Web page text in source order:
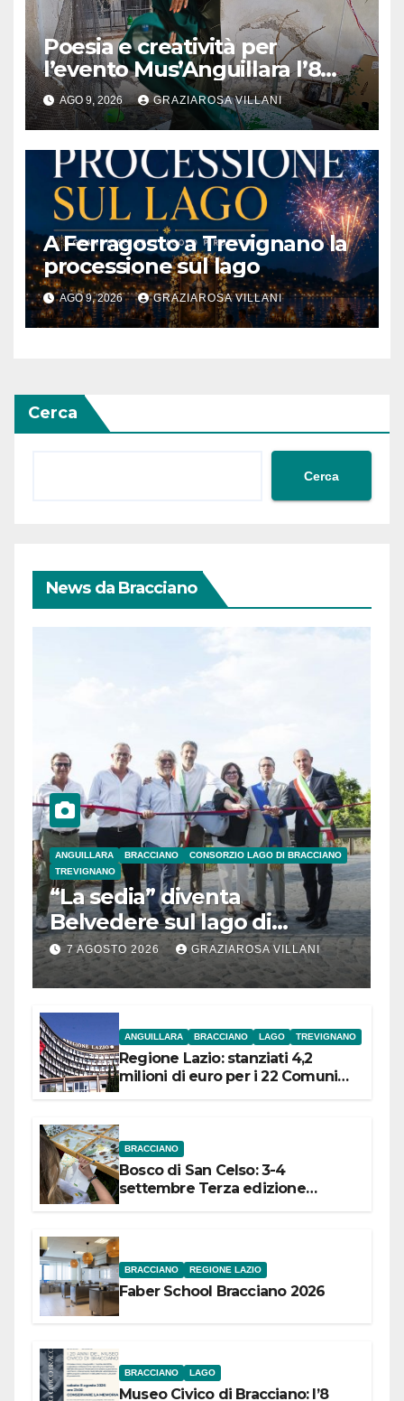
Poesia e creatività per
l’evento Mus’Anguillara l’8
agosto 2026 al Museo
Contadino
AGO 9, 2026 GRAZIAROSA VILLANI
A Ferragosto a Trevignano la
processione sul lago
AGO 9, 2026 GRAZIAROSA VILLANI
Cerca
Cerca
News da Bracciano
ANGUILLARA BRACCIANO
CONSORZIO LAGO DI BRACCIANO
TREVIGNANO
“La sedia” diventa
Belvedere sul lago di
Bracciano: ieri
l’inaugurazione
7 AGOSTO 2026 GRAZIAROSA VILLANI
ANGUILLARA BRACCIANO LAGO TREVIGNANO
Regione Lazio: stanziati 4,2
milioni di euro per i 22 Comuni
BRACCIANO
Bosco di San Celso: 3-4
settembre Terza edizione
BRACCIANO REGIONE LAZIO
Faber School Bracciano 2026
BRACCIANO LAGO
Museo Civico di Bracciano: l’8